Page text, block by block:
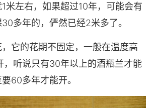
米左右，如果超过10年，可能会有
多年的，俨然已经2米多了。
它的花期不固定，一般在温度高
，听说只有30年以上的酒瓶兰才能
60多年才能开。